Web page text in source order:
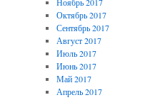
Октябрь 2017
Сентябрь 2017
Август 2017
Июль 2017
Июнь 2017
Май 2017
Апрель 2017